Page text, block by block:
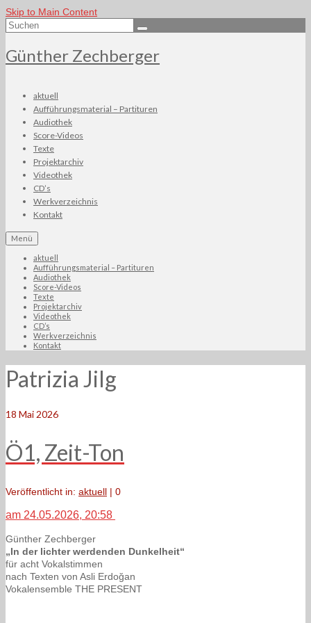
Skip to Main Content
Suchen
nach:
Günther Zechberger
aktuell
Aufführungsmaterial – Partituren
Audiothek
Score-Videos
Texte
Projektarchiv
Videothek
CD’s
Werkverzeichnis
Kontakt
Menü
aktuell
Aufführungsmaterial – Partituren
Audiothek
Score-Videos
Texte
Projektarchiv
Videothek
CD’s
Werkverzeichnis
Kontakt
Patrizia Jilg
18 Mai 2026
Ö1, Zeit-Ton
Veröffentlicht in: aktuell | 0
am 24.05.2026, 20:58
Günther Zechberger
„In der lichter werdenden Dunkelheit“
für acht Vokalstimmen
nach Texten von Asli Erdoğan
Vokalensemble THE PRESENT